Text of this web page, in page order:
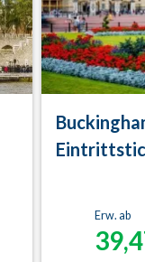
Erw. ab